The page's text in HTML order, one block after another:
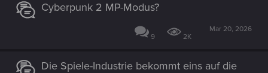
Cyberpunk 2 MP-Modus?
9 2K
Mar 20, 2026
Die Spiele-Industrie bekommt eins auf die